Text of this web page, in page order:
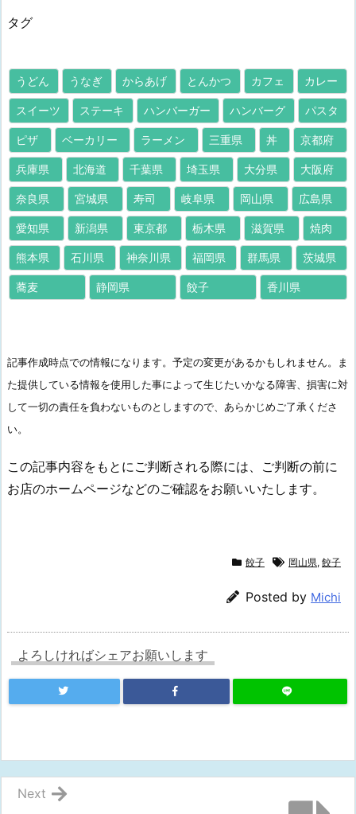
タグ
うどん うなぎ からあげ とんかつ カフェ カレー
スイーツ ステーキ ハンバーガー ハンバーグ パスタ
ピザ ベーカリー ラーメン 三重県 丼 京都府
兵庫県 北海道 千葉県 埼玉県 大分県 大阪府
奈良県 宮城県 寿司 岐阜県 岡山県 広島県
愛知県 新潟県 東京都 栃木県 滋賀県 焼肉
熊本県 石川県 神奈川県 福岡県 群馬県 茨城県
蕎麦 静岡県 餃子 香川県
記事作成時点での情報になります。予定の変更があるかもしれません。ま
た提供している情報を使用した事によって生じたいかなる障害、損害に対
して一切の責任を負わないものとしますので、あらかじめご了承くださ
い。
この記事内容をもとにご判断される際には、ご判断の前に
お店のホームページなどのご確認をお願いいたします。
餃子 岡山県, 餃子
Posted by Michi
よろしければシェアお願いします
Next